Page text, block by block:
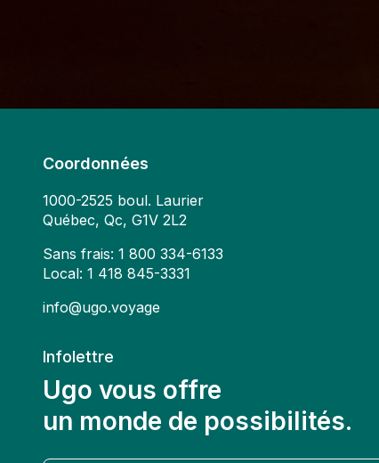
Coordonnées
1000-2525 boul. Laurier
Québec, Qc, G1V 2L2
Sans frais: 1 800 334-6133
Local: 1 418 845-3331
info@ugo.voyage
Infolettre
Ugo vous offre
un monde de possibilités.